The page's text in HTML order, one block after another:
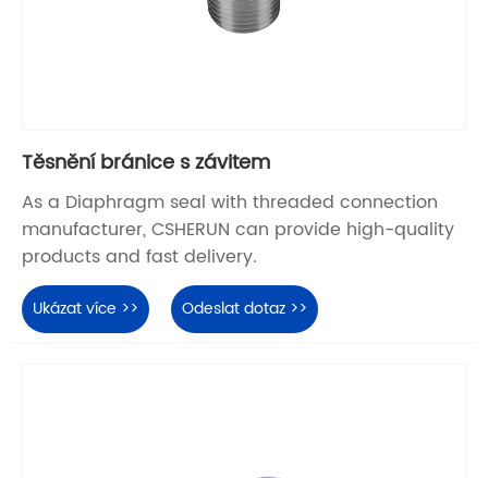
Těsnění bránice s závitem
As a Diaphragm seal with threaded connection
manufacturer, CSHERUN can provide high-quality
products and fast delivery.
Ukázat více >> Odeslat dotaz >>